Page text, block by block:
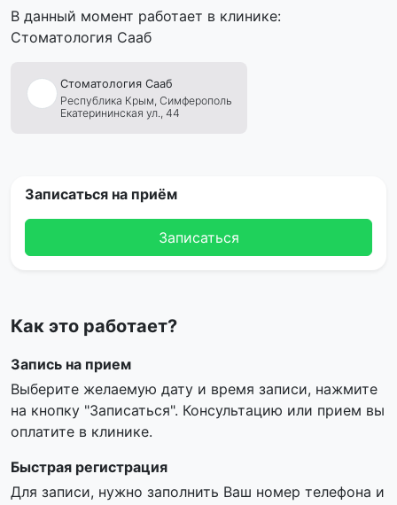
В данный момент работает в клинике:
Стоматология Сааб
Стоматология Сааб
Республика Крым, Симферополь
Екатерининская ул., 44
Записаться на приём
Записаться
Как это работает?
Запись на прием
Выберите желаемую дату и время записи, нажмите
на кнопку "Записаться". Консультацию или прием вы
оплатите в клинике.
Быстрая регистрация
Для записи, нужно заполнить Ваш номер телефона и